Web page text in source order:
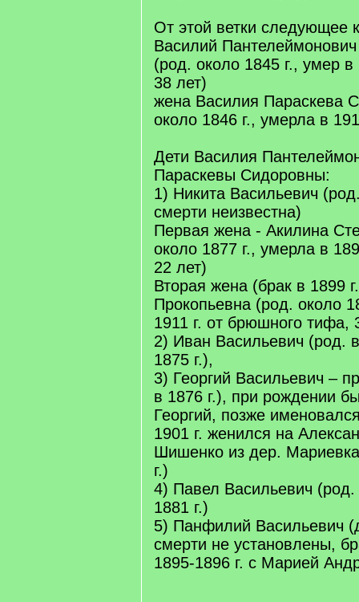
От этой ветки следующее
Василий
(род. около 1845 г., умер в
38 лет)
жена Василия Параскева
около 1846 г., умерла в
Дети Василия
Параскевы Сидоровны:
1) Никита Васильевич
смерти неизвестна)
Первая жена - Акилина
около 1877 г., умерла в
22 лет)
Вторая жена (брак в 1899
Прокопьевна (род. около
1911 г. от брюшного тифа,
2) Иван Васильевич (род.
1875 г.),
3) Георгий Васильевич –
в 1876 г.), при рождении
Георгий, позже
1901 г. женился на
Шишенко из дер.
г.)
4) Павел Васильевич (род.
1881 г.)
5) Панфилий Васильевич
смерти не установлены,
1895-1896 г. с Марией